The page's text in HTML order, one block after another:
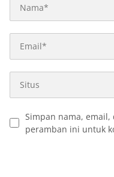
Simpan nama, email,
peramban ini untuk